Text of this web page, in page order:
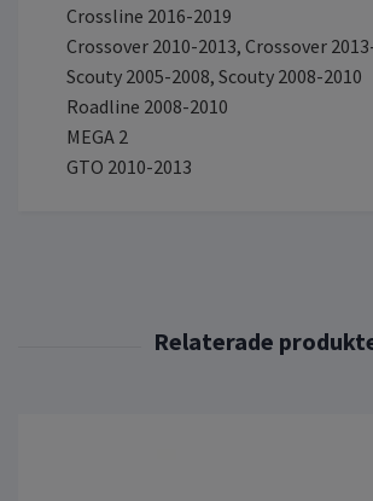
Crossline 2016-2019
Crossover 2010-2013, Crossover
Scouty 2005-2008, Scouty 2008-2010
Roadline 2008-2010
MEGA 2
GTO 2010-2013